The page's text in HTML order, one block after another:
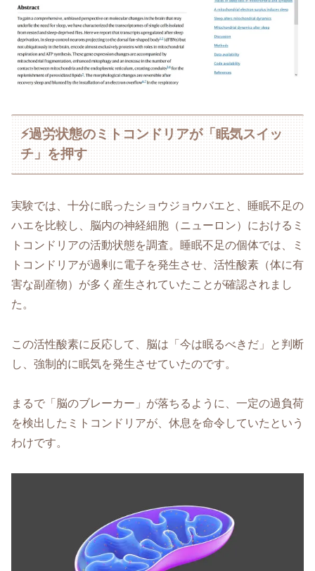
⚡過労状態のミトコンドリアが「眠気スイッ
チ」を押す
実験では、十分に眠ったショウジョウバエと、睡眠不足の
ハエを比較し、脳内の神経細胞（ニューロン）におけるミ
トコンドリアの活動状態を調査。睡眠不足の個体では、ミ
トコンドリアが過剰に電子を発生させ、活性酸素（体に有
害な副産物）が多く産生されていたことが確認されまし
た。
この活性酸素に反応して、脳は「今は眠るべきだ」と判断
し、強制的に眠気を発生させていたのです。
まるで「脳のブレーカー」が落ちるように、一定の過負荷
を検出したミトコンドリアが、休息を命令していたという
わけです。